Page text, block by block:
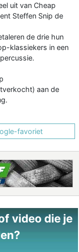
uit van Cheap
Steffen Snip de
de drie hun
klassiekers in een
aan de
favoriet
video die je